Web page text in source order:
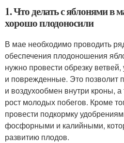
1. Что делать с яблонями в
хорошо плодоносили
В мае необходимо проводить
обеспечения плодоношения
нужно провести обрезку
и поврежденные. Это позволит
и воздухообмен внутри кроны,
рост молодых побегов. Кроме
провести подкормку
фосфорными и калийными,
развитию плодов.